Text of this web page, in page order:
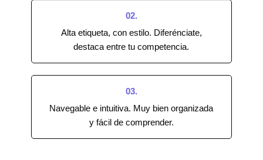
02.
Alta etiqueta, con estilo. Diferénciate,
destaca entre tu competencia.
03.
Navegable e intuitiva. Muy bien organizada
y fácil de comprender.